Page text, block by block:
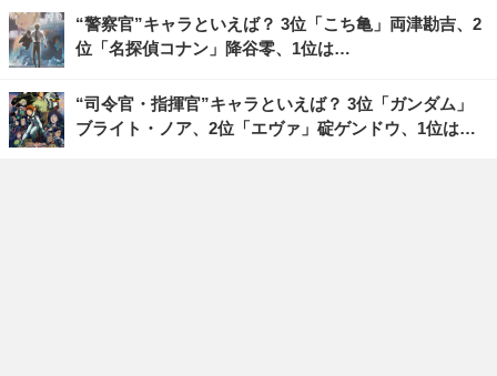
“警察官”キャラといえば？ 3位「こち亀」両津勘吉、2
位「名探偵コナン」降谷零、1位は…
“司令官・指揮官”キャラといえば？ 3位「ガンダム」
ブライト・ノア、2位「エヴァ」碇ゲンドウ、1位は…